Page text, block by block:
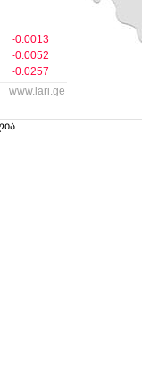
-0.0013
-0.0052
-0.0257
www.lari.ge